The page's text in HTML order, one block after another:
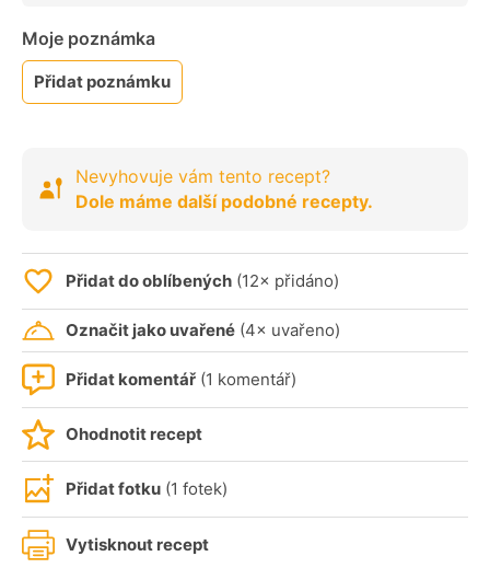
Moje poznámka
Přidat poznámku
Nevyhovuje vám tento recept?
Dole máme další podobné recepty.
Přidat do oblíbených (12× přidáno)
Označit jako uvařené (4× uvařeno)
Přidat komentář (1 komentář)
Ohodnotit recept
Přidat fotku (1 fotek)
Vytisknout recept